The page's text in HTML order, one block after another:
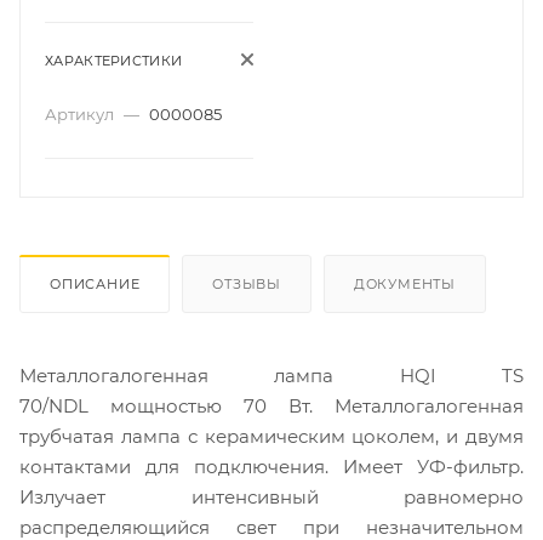
ХАРАКТЕРИСТИКИ
Артикул — 0000085
ОПИСАНИЕ ОТЗЫВЫ ДОКУМЕНТЫ
Металлогалогенная лампа HQI TS
70/NDL
мощностью 70 Вт. Металлогалогенная
трубчатая лампа с керамическим цоколем, и двумя
контактами для подключения. Имеет УФ-фильтр.
Излучает интенсивный равномерно
распределяющийся свет при незначительном